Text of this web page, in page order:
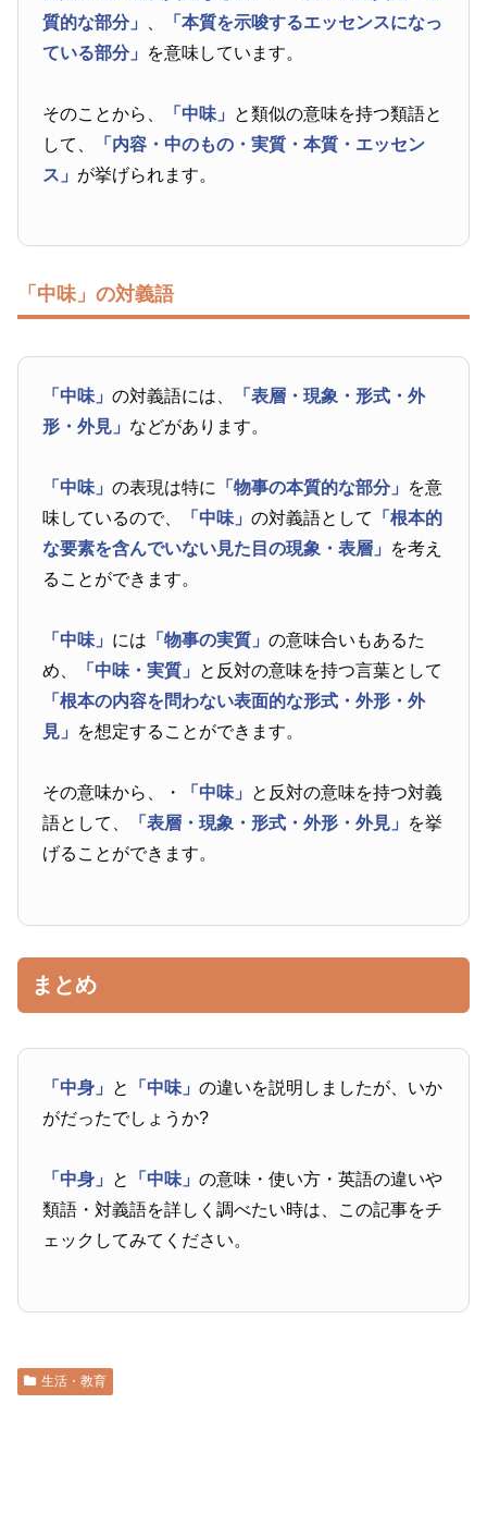
質的な部分」
「本質を示唆するエッセンスになっ
ている部分」 を意味しています。
そのことから、 「中味」 と類似の意味を持つ類語と
して、
「内容・中のもの・実質・本質・エッセン
ス」 が挙げられます。
「中味」の対義語
「中味」の対義語には、
「表層・現象・形式・外
形・外見」 などがあります。
「中味」の表現は特に 「物事の本質的な部分」 を意
味しているので、
「中味」の対義語として
「根本的
な要素を含んでいない見た目の現象・表層」 を考え
ることができます。
「中味」 には 「物事の実質」の意味合いもあるた
め、
「中味・実質」 と反対の意味を持つ言葉として
「根本の内容を問わない表面的な形式・外形・外
見」 を想定することができます。
その意味から、・ 「中味」 と反対の意味を持つ対義
語として、
「表層・現象・形式・外形・外見」 を挙
げることができます。
まとめ
「中身」 と 「中味」の違いを説明しましたが、いか
がだったでしょうか?
「中身」 と 「中味」の意味・使い方・英語の違いや
類語・対義語を詳しく調べたい時は、この記事をチ
ェックしてみてください。
生活・教育